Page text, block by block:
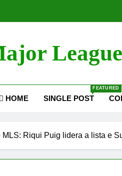
HOME SINGLE POST
FEATURED
MLS: Riqui Puig lidera a lista e